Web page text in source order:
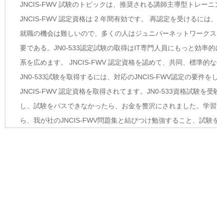
JNCIS-FWV 試験のトピックは、推奨される講師主導型トレー
JNCIS-FWV 認定資格は 2 年間有効です。 再認定を受けるには
就職の機会は難しいので、多くの人はジュニパーネットワーク
要である。JN0-533認定試験の取得はIT専門人員にもっと効率
系を広めます。 JNCIS-FWV 認定資格を認めて、共同、標準的
JN0-533試験を取得するには、対応のJNCIS-FWV認定の要件
JNCIS-FWV 認定資格を取得されてます。JN0-533資格試験を
し、試験をパスできなかったら、お金を赘沢にされました。学
ら、我が社のJNCIS-FWV問題集と結びつけ勉強すること、試験